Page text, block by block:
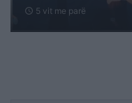
schedule 5 vit me parë